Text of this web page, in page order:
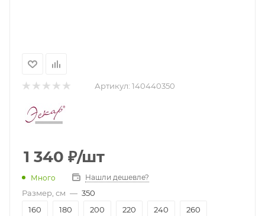
Артикул: 140440350
1 340 ₽/шт
Много Нашли дешевле?
Размер, см — 350
160
180 200 220 240 260